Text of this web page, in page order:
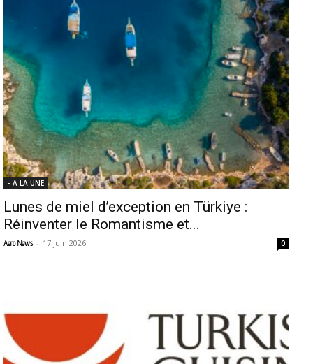
- A LA UNE
Lunes de miel d’exception en Türkiye :
Réinventer le Romantisme et...
Aero News - 17 juin 2026 0